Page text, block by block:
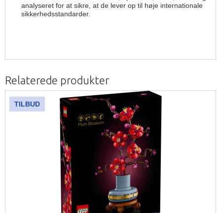
analyseret for at sikre, at de lever op til høje internationale
sikkerhedsstandarder.
Relaterede produkter
TILBUD